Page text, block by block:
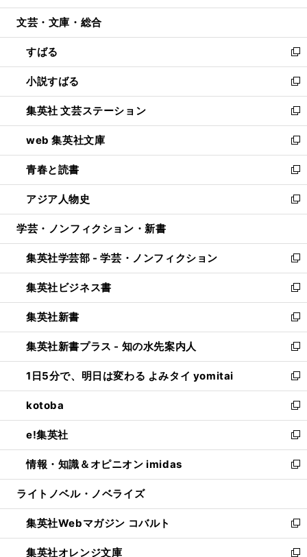
開
ウ
開
く
ン
ウ
で
開
く
ウ
ン
ド
ウ
で
開
く
文芸・文庫・総合
すばる
新
し
い
ウ
ィ
ン
ド
ウ
で
開
く
小説すばる
新
し
い
ウ
ィ
ン
ド
ウ
で
開
集英社 文芸ステーション
新
し
い
ウ
ィ
ン
ド
ウ
開
く
web 集英社文庫
新
し
い
ウ
ィ
ン
ウ
で
開
く
青春と読書
新
し
い
ウ
ン
ド
ウ
で
開
く
アジア人物史
新
し
ウ
ィ
ン
ド
ウ
で
開
く
学芸・ノンフィクション・新書
集英社学芸部 - 学芸・ノンフィクション
新
し
い
ウ
ィ
ン
ド
ウ
で
開
く
集英社ビジネス書
新
し
い
ウ
ィ
ン
ド
ウ
で
開
く
集英社新書
新
し
い
ウ
ィ
ン
ド
ウ
で
開
く
集英社新書プラス - 知の水先案内人
新
し
い
ウ
ィ
ン
ド
ウ
で
開
1日5分で、明日は変わる よみタイ yomitai
新
し
い
ウ
ィ
ン
ド
ウ
開
く
kotoba
新
し
い
ウ
ィ
ン
ウ
で
開
く
e!集英社
新
し
い
ウ
ン
ド
ウ
で
情報・知識＆オピニオン imidas
新
し
ウ
ィ
ン
ド
ライトノベル・ノベライズ
集英社Webマガジン コバルト
新
し
集英社オレンジ文庫